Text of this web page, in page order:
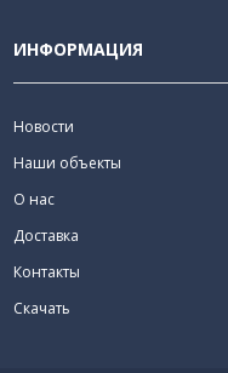
ИНФОРМАЦИЯ
Новости
Наши объекты
О нас
Доставка
Контакты
Скачать